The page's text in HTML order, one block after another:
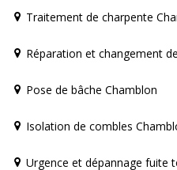
Traitement de charpente
Réparation et changement
Pose de bâche Chamblon
Isolation de combles
Urgence et dépannage fuite